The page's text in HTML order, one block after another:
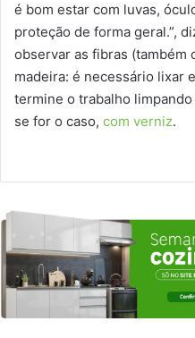
é bom estar com luvas,
proteção de forma geral.”,
observar as fibras (também
madeira: é necessário lixar
termine o trabalho
se for o caso, com verniz.